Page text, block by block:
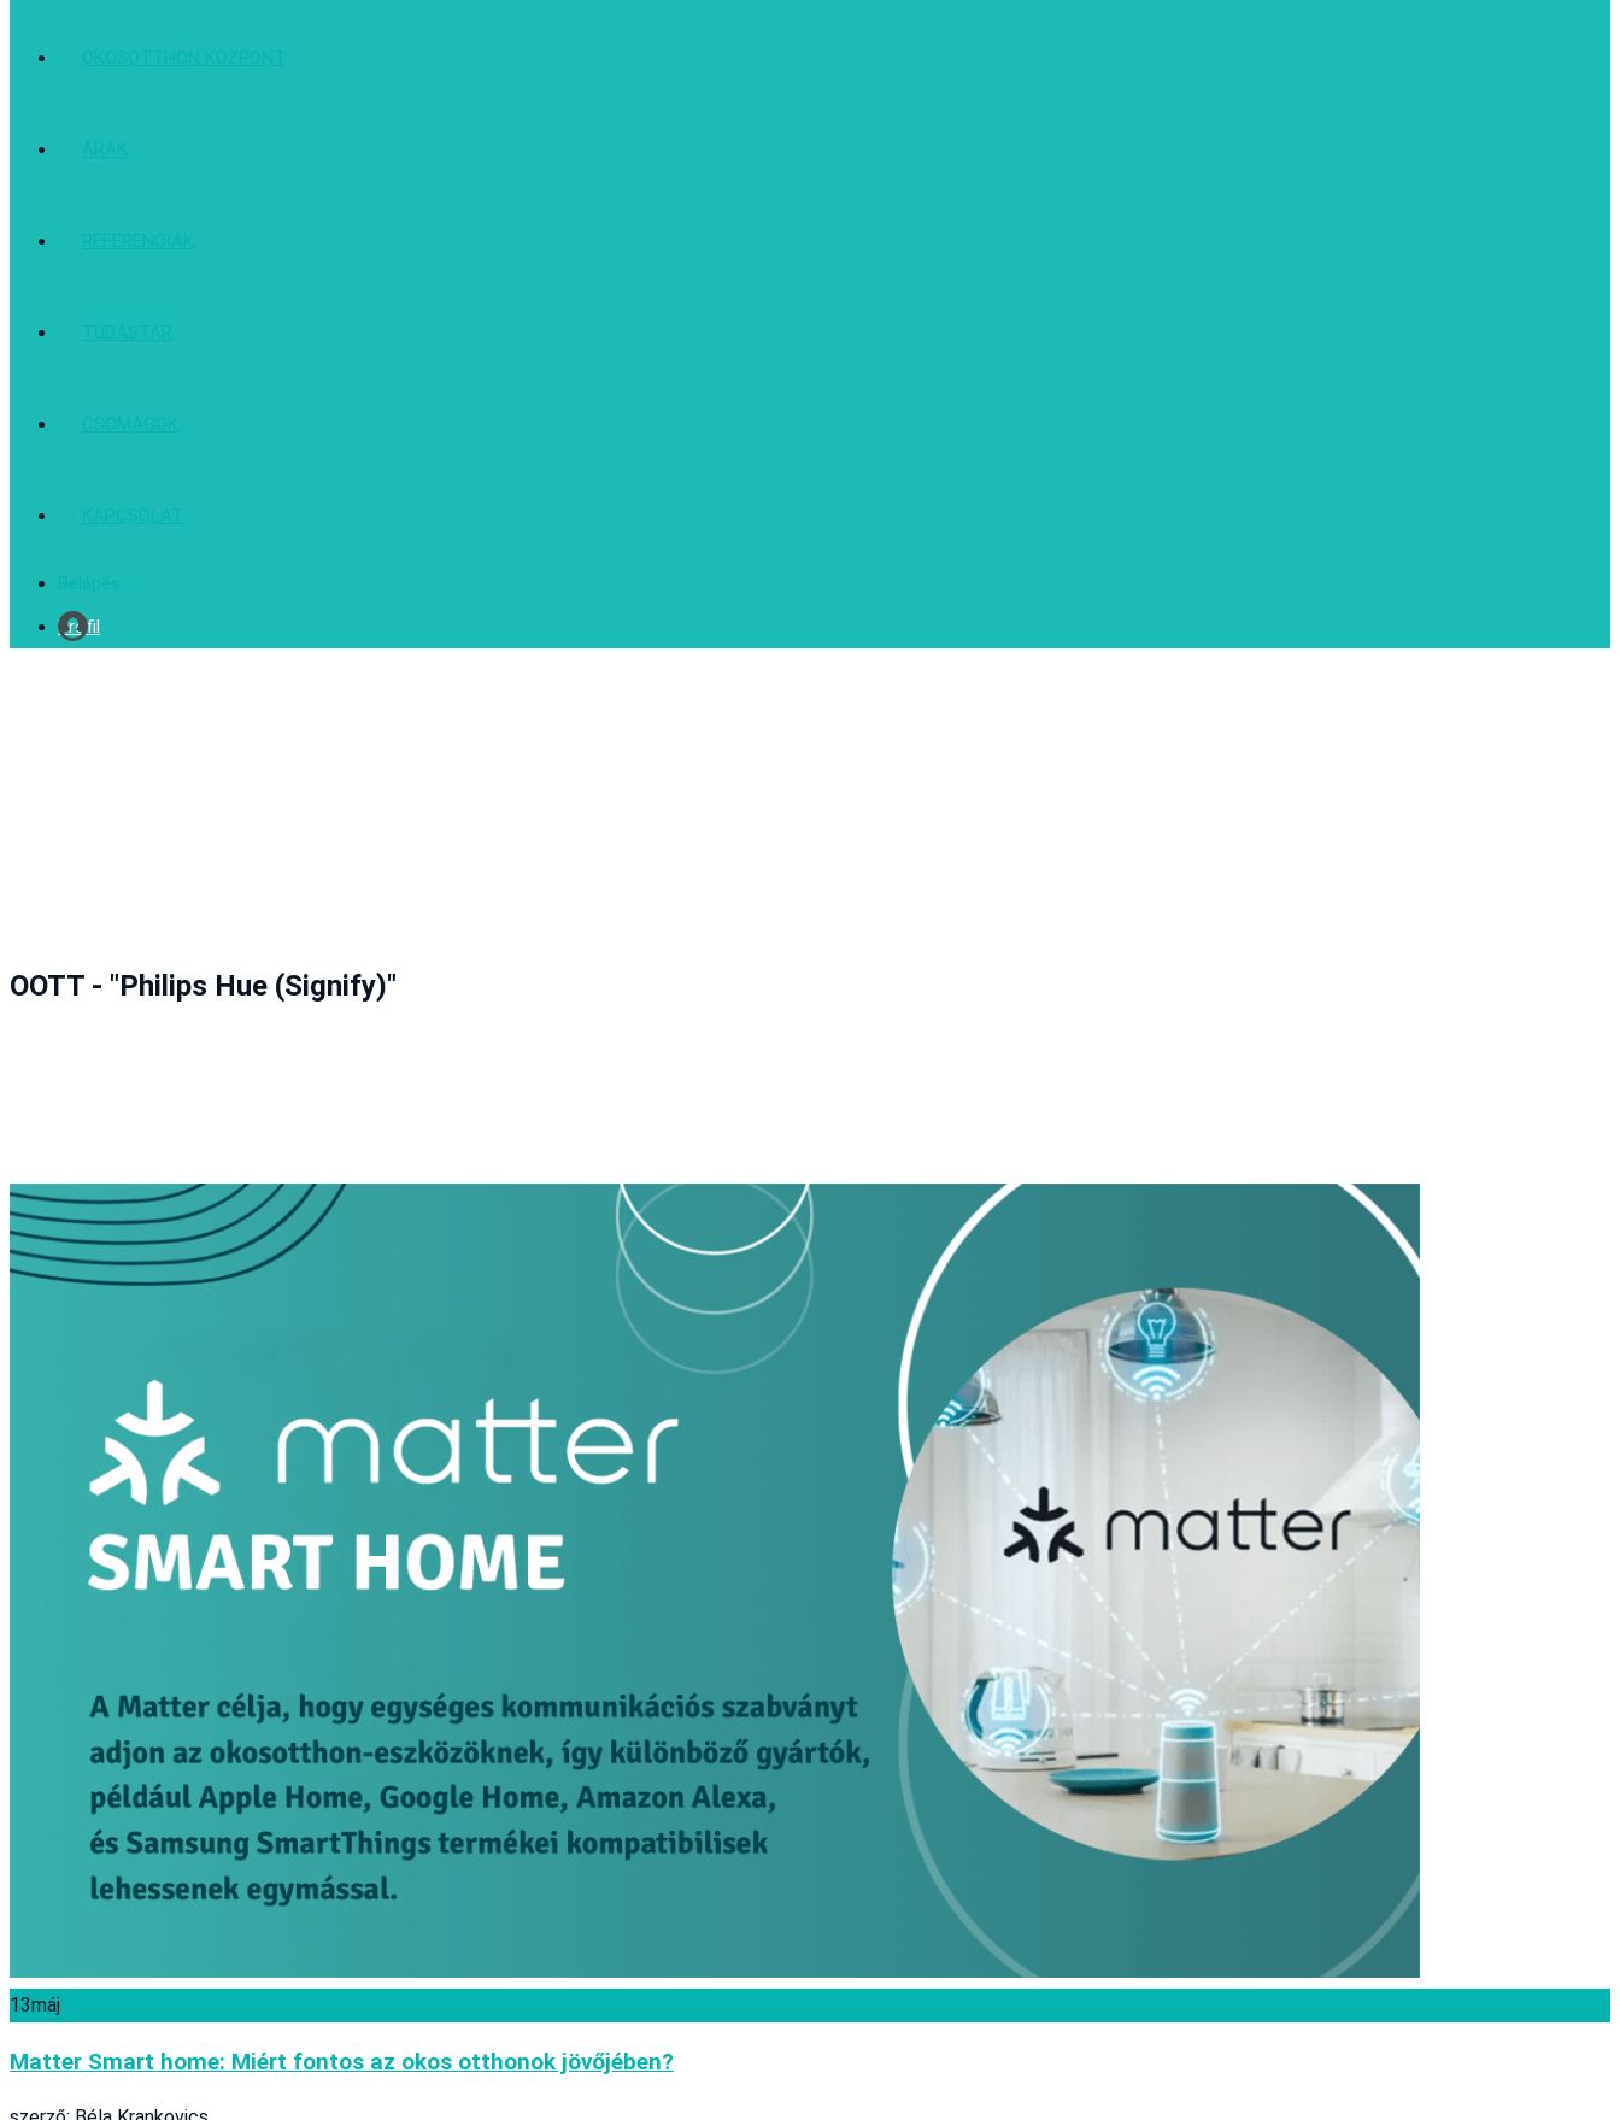
OKOSOTTHON KÖZPONT
ÁRAK
REFERENCIÁK
TUDÁSTÁR
CSOMAGOK
KAPCSOLAT
Belépés
Profil
OOTT - "Philips Hue (Signify)"
13máj
Matter Smart home: Miért fontos az okos otthonok jövőjében?